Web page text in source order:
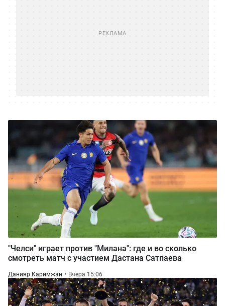
"Челси" играет против "Милана": где и во сколько
смотреть матч с участием Дастана Сатпаева
Данияр Каримжан Вчера 15:06